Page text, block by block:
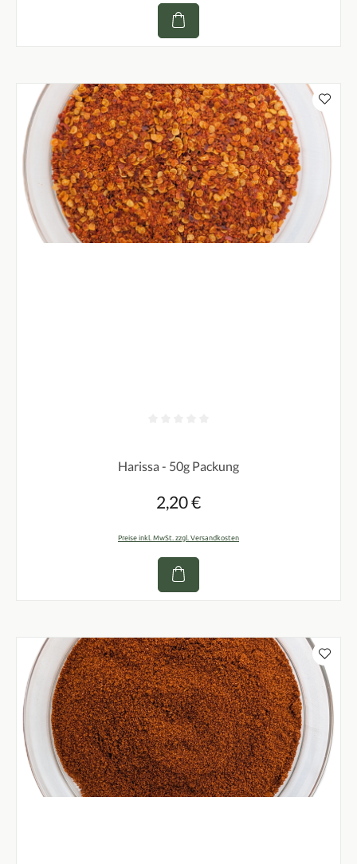
Harissa - 50g Packung
Regulärer Preis:
2,20 €
Preise inkl. MwSt. zzgl. Versandkosten